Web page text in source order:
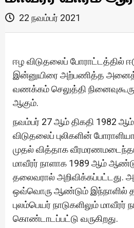
22 நவம்பர் 2021
ஈழ விடுதலைப் போராட்டத்தில்
இன்னுயிரை அற்பணித்த
வணக்கம் செலுத்தி
ஆகும்.
நவம்பர் 27 ஆம் திகதி 1982
விடுதலைப் புலிகளின்
முதல் வித்தாக
மாவீரர் நாளாக 1989 ஆம்
தலைவரால் அறிவிக்கப்பட்டது.
ஒவ்வொரு ஆண்டும் இந்நாளில்
புலம்பெயர் நாடுகளிலும் மாவீரர்
கொண்டாடப்பட்டு வருகிறது.